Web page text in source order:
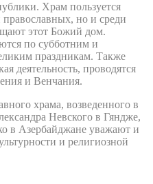
Храм пользуется
православных, но и среди
этот Божий дом.
по субботним и
праздникам. Также
деятельность, проводятся
и Венчания.
храма, возведенного в
Невского в Гяндже,
в Азербайджане уважают и
и религиозной